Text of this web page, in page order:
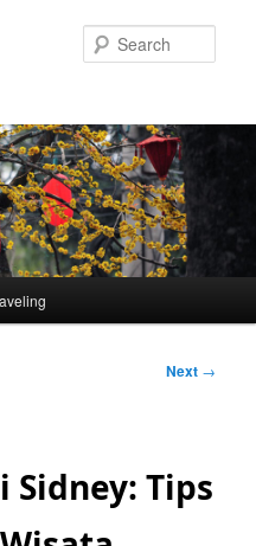
Next →
Sidney: Tips